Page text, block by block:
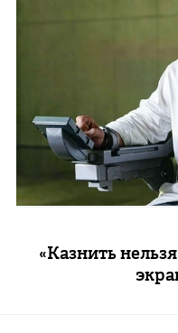
«Казнить